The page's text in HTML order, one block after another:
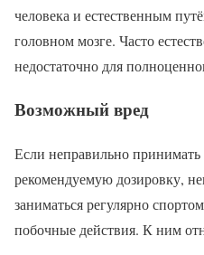
человека и естественным
головном мозге. Часто
недостаточно для
Возможный вред
Если неправильно
рекомендуемую дозировку,
заниматься регулярно
побочные действия. К ним